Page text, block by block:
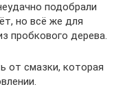
подобрали
но всё же для
пробкового дерева.
от смазки, которая